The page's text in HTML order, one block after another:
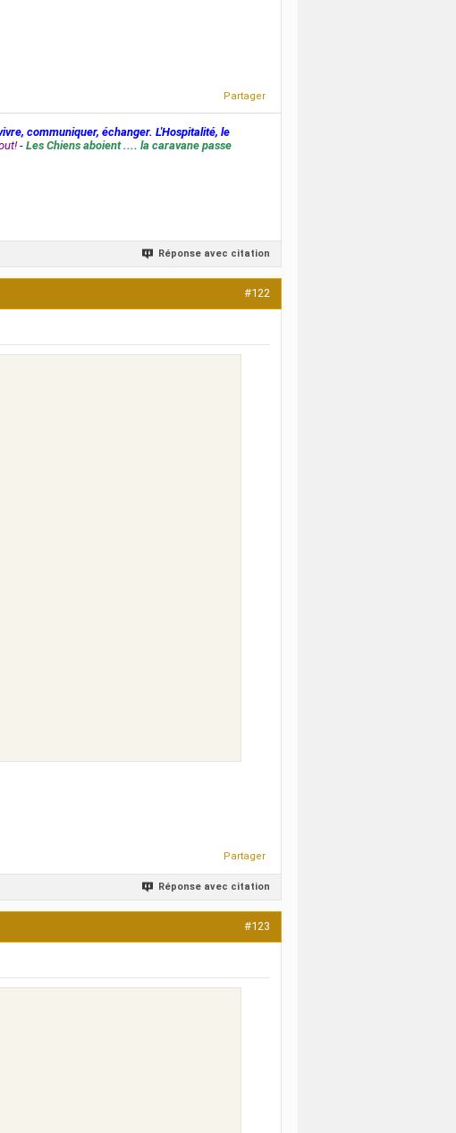
Partager
communiquer, échanger. L'Hospitalité, le
- Les Chiens aboient .... la caravane passe
Réponse avec citation
#122
Partager
Réponse avec citation
#123